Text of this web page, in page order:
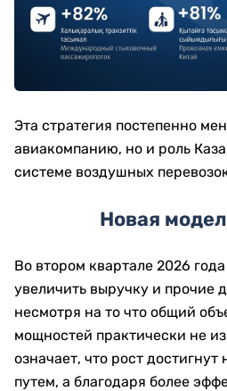
Эта стратегия постепенно
авиакомпанию, но и роль
системе воздушных
Новая
Во втором квартале 2026
увеличить выручку и прочие
несмотря на то что общий
мощностей практически не
означает, что рост
путем, а благодаря более